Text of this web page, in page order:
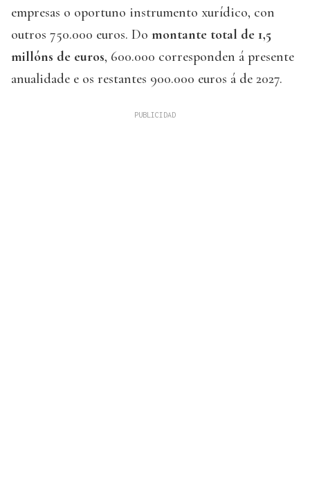
empresas o oportuno instrumento xurídico, con
outros 750.000 euros. Do montante total de 1,5
millóns de euros, 600.000 corresponden á presente
anualidade e os restantes 900.000 euros á de 2027.